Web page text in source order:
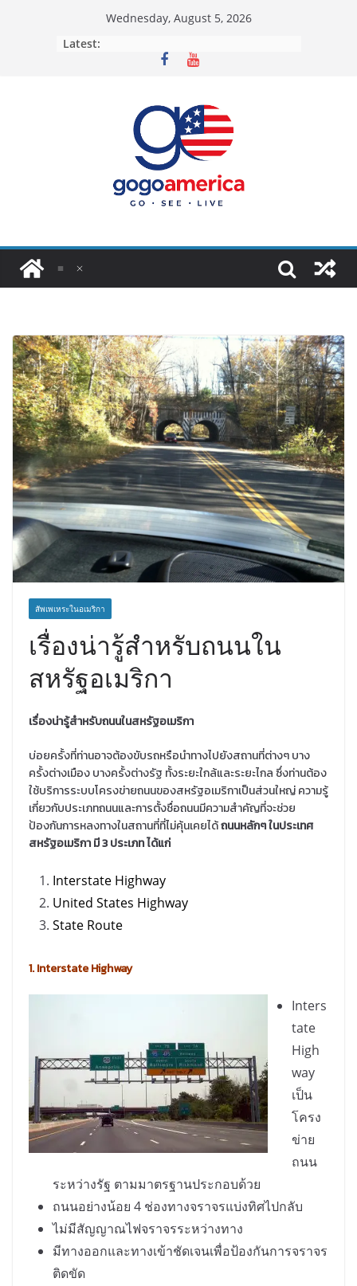
Wednesday, August 5, 2026
Latest:
สัพเพเหระในอเมริกา
เรื่องน่ารู้สำหรับถนนใน
สหรัฐอเมริกา
เรื่องน่ารู้สำหรับถนนในสหรัฐอเมริกา
บ่อยครั้งที่ท่านอาจต้องขับรถหรือนำทางไปยังสถานที่ต่างๆ บาง
ครั้งต่างเมือง บางครั้งต่างรัฐ ทั้งระยะใกล้และระยะไกล ซึ่งท่านต้อง
ใช้บริการระบบโครงข่ายถนนของสหรัฐอเมริกาเป็นส่วนใหญ่ ความรู้
เกี่ยวกับประเภทถนนและการตั้งชื่อถนนมีความสำคัญที่จะช่วย
ป้องกันการหลงทางในสถานที่ที่ไม่คุ้นเคยได้ถนนหลักๆ ในประเทศ
สหรัฐอเมริกา มี 3 ประเภท ได้แก่
Interstate Highway
United States Highway
State Route
1. Interstate Highway
Inters
tate
High
way
เป็น
โครง
ข่าย
ถนน
ระหว่างรัฐ ตามมาตรฐานประกอบด้วย
ถนนอย่างน้อย 4 ช่องทางจราจรแบ่งทิศไปกลับ
ไม่มีสัญญาณไฟจราจรระหว่างทาง
มีทางออกและทางเข้าชัดเจนเพื่อป้องกันการจราจร
ติดขัด